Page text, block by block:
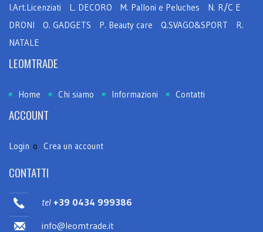
I.Art.Licenziati
L. DECORO M. Palloni e Peluches
N. R/C E
DRONI
O. GADGETS P. Beauty care Q.SVAGO&SPORT
R.
NATALE
LEOMTRADE
Home Chi siamo Informazioni Contatti
ACCOUNT
Login o Crea un account
CONTATTI
tel +39 0434 999386
info@leomtrade.it